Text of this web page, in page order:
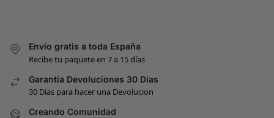
Envío gratis a toda España
Recibe tu paquete en 7 a 15 días
Garantia Devoluciones 30 Días
30 Días para hacer una Devolucion
Creando Comunidad